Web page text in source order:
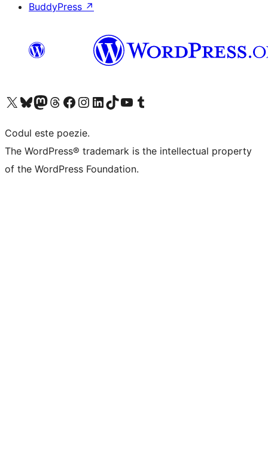
BuddyPress ↗
Mergi la contul nostru X (fost Twitter)
Vizitează contul nostru Bluesky
Vizitează contul nostru Mastodon
Vizitează contul nostru Threads
Vizitează pagina noastră Facebook
Vizitează-ne pe Instagram
Vizitează-ne pe LinkedIn
Vizitează contul nostru TikTok
Vizitează canalul nostru YouTube
Vizitează contul nostru Tumblr
Codul este poezie.
The WordPress® trademark is the intellectual property
of the WordPress Foundation.